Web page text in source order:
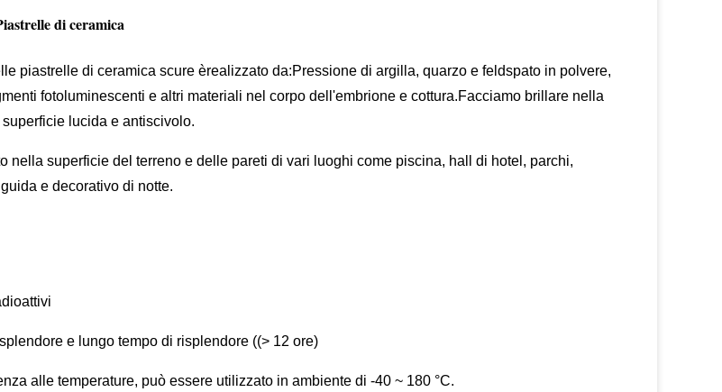
di ceramica
piastrelle di ceramica scure èrealizzato da:Pressione di argilla, quarzo e feldspato in polvere,
fotoluminescenti e altri materiali nel corpo dell'embrione e cottura.Facciamo brillare nella
lucida e antiscivolo.
nella superficie del terreno e delle pareti di vari luoghi come piscina, hall di hotel, parchi,
e decorativo di notte.
e lungo tempo di risplendore ((> 12 ore)
alle temperature, può essere utilizzato in ambiente di -40 ~ 180 °C.